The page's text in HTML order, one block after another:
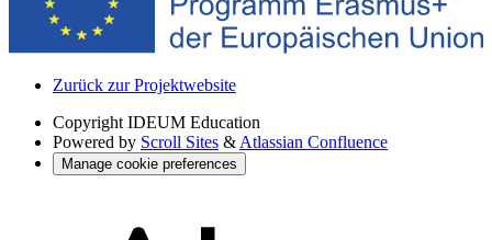
Zurück zur Projektwebsite
Copyright IDEUM Education
Powered by Scroll Sites & Atlassian Confluence
Manage cookie preferences